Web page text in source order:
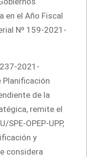
en el Año Fiscal
Nº 159-2021-
2021-
Planificación
de la
remite el
OPEP-UPP,
y
considera